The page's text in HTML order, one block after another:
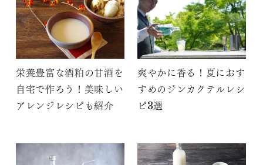
栄養豊富な酒粕の甘酒を
自宅で作ろう！美味しい
アレンジレシピも紹介
爽やかに香る！夏におす
すめのジンカクテルレシ
ピ3選